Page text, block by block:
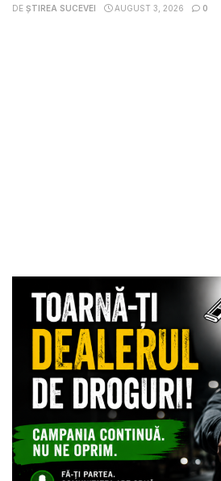
DE ȘTIREA SUCEVEI AUGUST 3, 2026 0